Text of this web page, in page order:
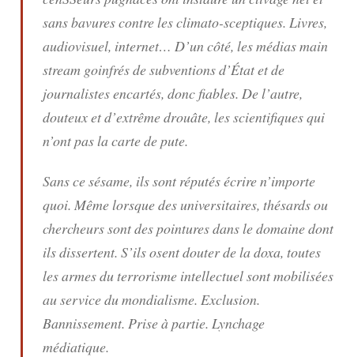
sans bavures contre les climato-sceptiques. Livres,
audiovisuel, internet… D’un côté, les médias main
stream goinfrés de subventions d’État et de
journalistes encartés, donc fiables. De l’autre,
douteux et d’extrême drouâte, les scientifiques qui
n’ont pas la carte de pute.
Sans ce sésame, ils sont réputés écrire n’importe
quoi. Même lorsque des universitaires, thésards ou
chercheurs sont des pointures dans le domaine dont
ils dissertent. S’ils osent douter de la doxa, toutes
les armes du terrorisme intellectuel sont mobilisées
au service du mondialisme. Exclusion.
Bannissement. Prise à partie. Lynchage
médiatique.